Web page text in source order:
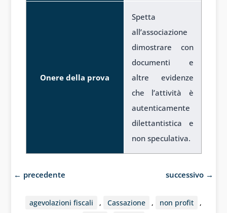
Onere della prova
Spetta
all’associazione
dimostrare con
documenti e
altre evidenze
che l’attività è
autenticamente
dilettantistica e
non speculativa.
← precedente successivo →
agevolazioni fiscali , Cassazione , non profit ,